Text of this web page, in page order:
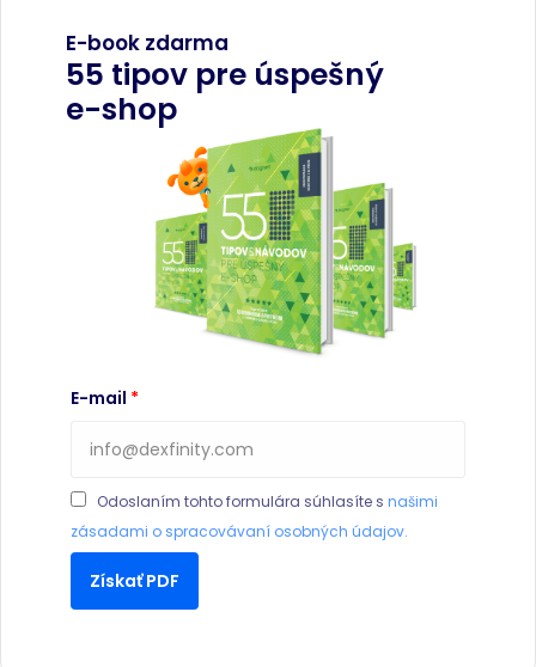
E-book zdarma
55 tipov pre úspešný
e-shop
E-mail
Odoslaním tohto formulára súhlasíte s našimi
zásadami o spracovávaní osobných údajov.
Získať PDF